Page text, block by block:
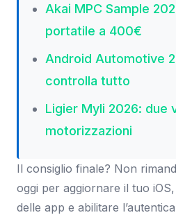
Akai MPC Sample
portatile a 400€
Android Automotive
controlla tutto
Ligier Myli 2026: due
motorizzazioni
Il consiglio finale? Non
oggi per aggiornare il tuo
delle app e abilitare